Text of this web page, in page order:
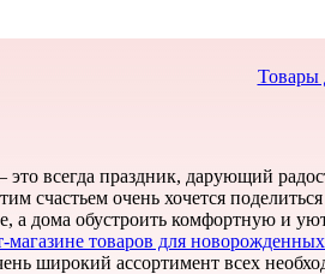
Товары
это всегда праздник, дарующий
счастьем очень хочется
а дома обустроить комфортную и
магазине товаров для
широкий ассортимент всех